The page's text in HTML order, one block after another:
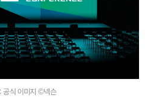
식 이미지 ©넥슨